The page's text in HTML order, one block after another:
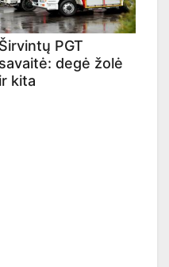
Širvintų PGT
savaitė: degė žolė
ir kita